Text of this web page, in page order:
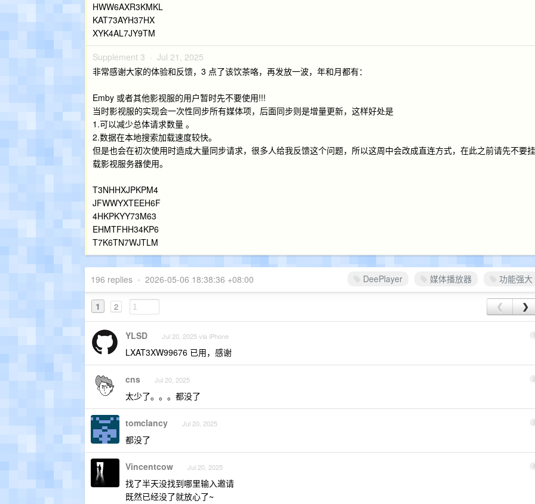
HWW6AXR3KMKL
KAT73AYH37HX
XYK4AL7JY9TM
Supplement 3 · Jul 21, 2025
非常感谢大家的体验和反馈，3 点了该饮茶咯，再发放一波，年和月都有：
Emby 或者其他影视服的用户暂时先不要使用!!!
当时影视服的实现会一次性同步所有媒体项，后面同步则是增量更新，这样好处是
1.可以减少总体请求数量 。
2.数据在本地搜索加载速度较快。
但是也会在初次使用时造成大量同步请求，很多人给我反馈这个问题，所以这周中会改成直连方式，在此之前请先不要挂
载影视服务器使用。
T3NHHXJPKPM4
JFWWYXTEEH6F
4HKPKYY73M63
EHMTFHH34KP6
T7K6TN7WJTLM
DeePlayer 媒体播放器 功能强大
196 replies • 2026-05-06 18:38:36 +08:00
1 2 ❮ ❯
1
YLSD Jul 20, 2025 via iPhone
LXAT3XW99676 已用，感谢
2
cns Jul 20, 2025
太少了。。。都没了
3
tomclancy Jul 20, 2025
都没了
4
Vincentcow Jul 20, 2025
找了半天没找到哪里输入邀请
既然已经没了就放心了~